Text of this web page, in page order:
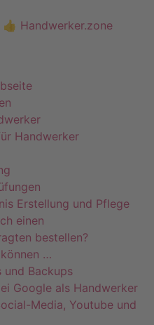
Handwerker
Erstellung und Pflege
einen
bestellen?
…
und Backups
Google als Handwerker
Media, Youtube und